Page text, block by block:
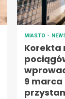
MIASTO
Korekta
9 marca